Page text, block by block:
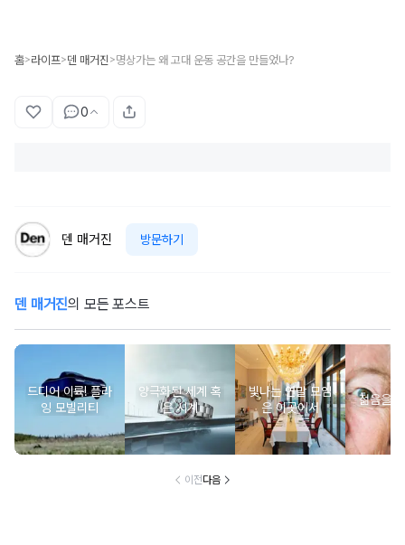
홈>라이프>덴 매거진 >명상가는 왜 고대 운동 공간을 만들었나?
0
덴 매거진 방문하기
덴 매거진의 모든 포스트
드디어 이륙! 플라
잉 모빌리티
양극화된 세계 혹
은 시계
빛나는 연말 모임
은 이곳에서
젊음을
이전다음